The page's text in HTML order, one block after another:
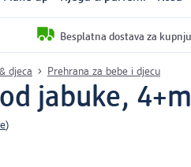
Besplatna dostava za
djeca Prehrana za bebe i djecu
jabuke,
)